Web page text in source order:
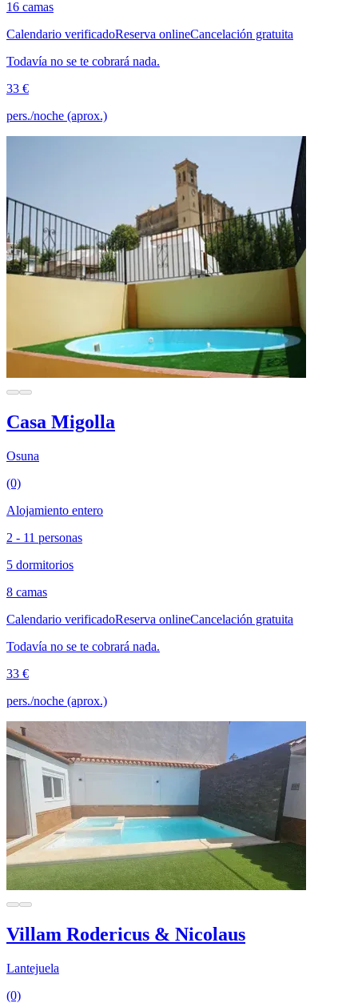
16 camas
Calendario verificadoReserva onlineCancelación gratuita
Todavía no se te cobrará nada.
33 €
pers./noche (aprox.)
Casa Migolla
Osuna
(0)
Alojamiento entero
2 - 11 personas
5 dormitorios
8 camas
Calendario verificadoReserva onlineCancelación gratuita
Todavía no se te cobrará nada.
33 €
pers./noche (aprox.)
Villam Rodericus & Nicolaus
Lantejuela
(0)